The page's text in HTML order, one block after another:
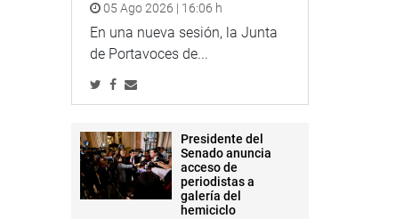
05 Ago 2026 | 16:06 h
En una nueva sesión, la Junta
de Portavoces de...
Presidente del
Senado anuncia
acceso de
periodistas a
galería del
hemiciclo